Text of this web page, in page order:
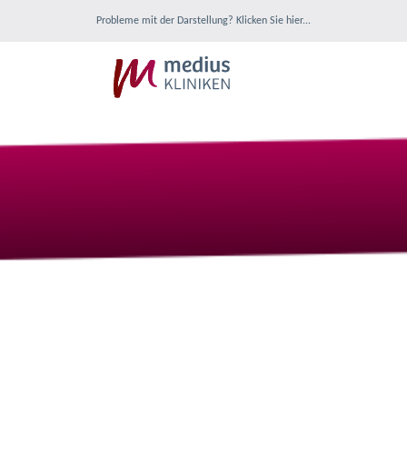
Probleme mit der Darstellung? Klicken Sie hier...